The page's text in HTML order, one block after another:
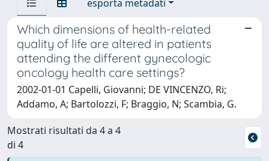
esporta metadati
Which dimensions of health-related
quality of life are altered in patients
attending the different gynecologic
oncology health care settings?
2002-01-01 Capelli, Giovanni; DE VINCENZO, Ri;
Addamo, A; Bartolozzi, F; Braggio, N; Scambia, G.
Mostrati risultati da 4 a 4
di 4